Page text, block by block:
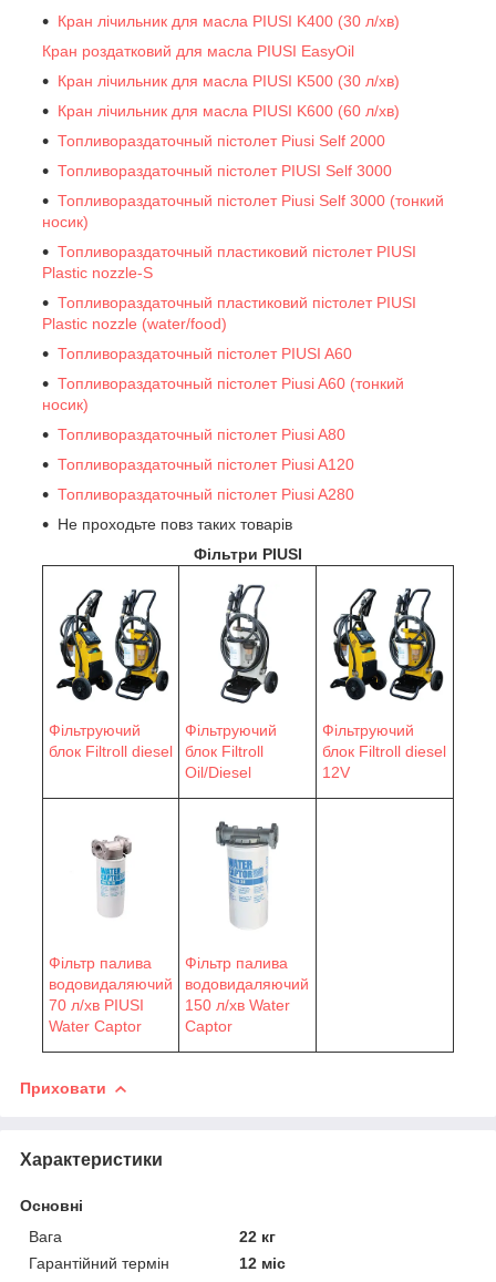
Кран лічильник для масла PIUSI K400 (30 л/хв)
Кран роздатковий для масла PIUSI EasyOil
Кран лічильник для масла PIUSI K500 (30 л/хв)
Кран лічильник для масла PIUSI K600 (60 л/хв)
Топливораздаточный пістолет Piusi Self 2000
Топливораздаточный пістолет PIUSI Self 3000
Топливораздаточный пістолет Piusi Self 3000 (тонкий
носик)
Топливораздаточный пластиковий пістолет PIUSI
Plastic nozzle-S
Топливораздаточный пластиковий пістолет PIUSI
Plastic nozzle (water/food)
Топливораздаточный пістолет PIUSI A60
Топливораздаточный пістолет Piusi A60 (тонкий
носик)
Топливораздаточный пістолет Piusi A80
Топливораздаточный пістолет Piusi A120
Топливораздаточный пістолет Piusi A280
Не проходьте повз таких товарів
Фільтри PIUSI
Фільтруючий
блок Filtroll diesel
Фільтруючий
блок Filtroll
Oil/Diesel
Фільтруючий
блок Filtroll diesel
12V
Фільтр палива
водовидаляючий
70 л/хв PIUSI
Water Сaptor
Фільтр палива
водовидаляючий
150 л/хв Water
Сaptor
Приховати
Характеристики
Основні
Вага
22 кг
Гарантійний термін
12 міс